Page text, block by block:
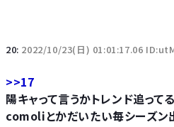
20: 2022/10/23(日) 01:01:17.06
>>17
陽キャって言うかトレンド追って
comoliとかだいたい毎シーズン